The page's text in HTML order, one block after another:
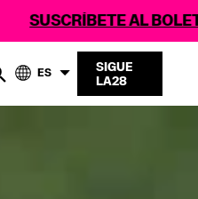
AL BOLETÍN DE LA28
ES
SIGUE
LA28